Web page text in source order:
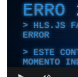
ERRO
HLS.JS
ERROR
ESTE
MOMENTO